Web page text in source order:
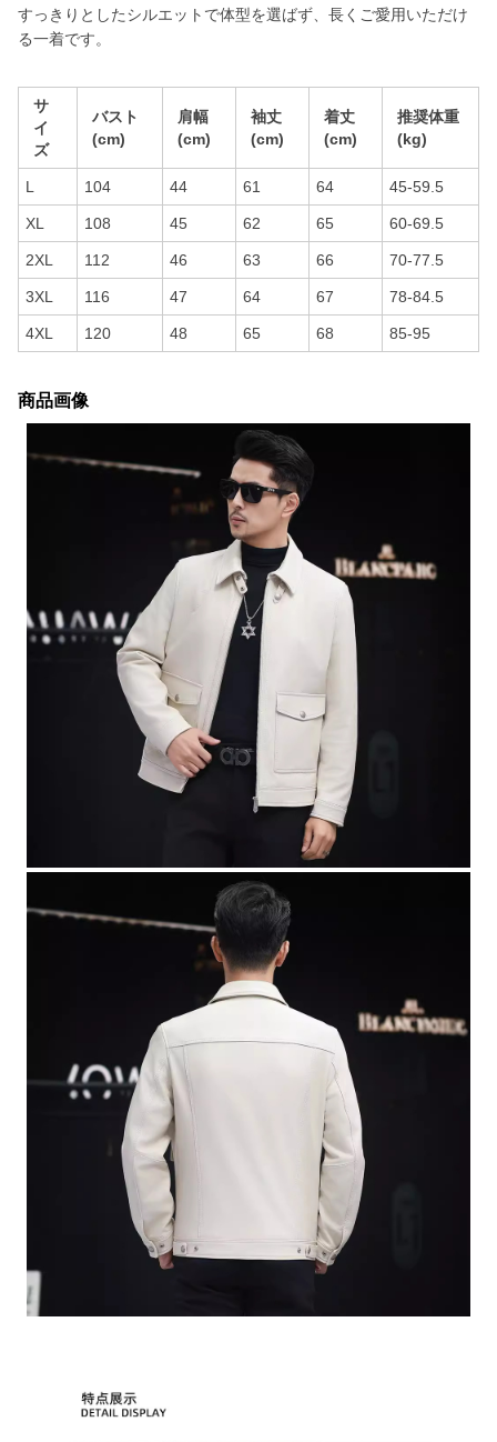
すっきりとしたシルエットで体型を選ばず、長くご愛用いただけ
る一着です。
サ
イ
ズ
バスト
(cm)
肩幅
(cm)
袖丈
(cm)
着丈
(cm)
推奨体重
(kg)
L 104 44 61 64 45-59.5
XL 108 45 62 65 60-69.5
2XL 112 46 63 66 70-77.5
3XL 116 47 64 67 78-84.5
4XL 120 48 65 68 85-95
商品画像